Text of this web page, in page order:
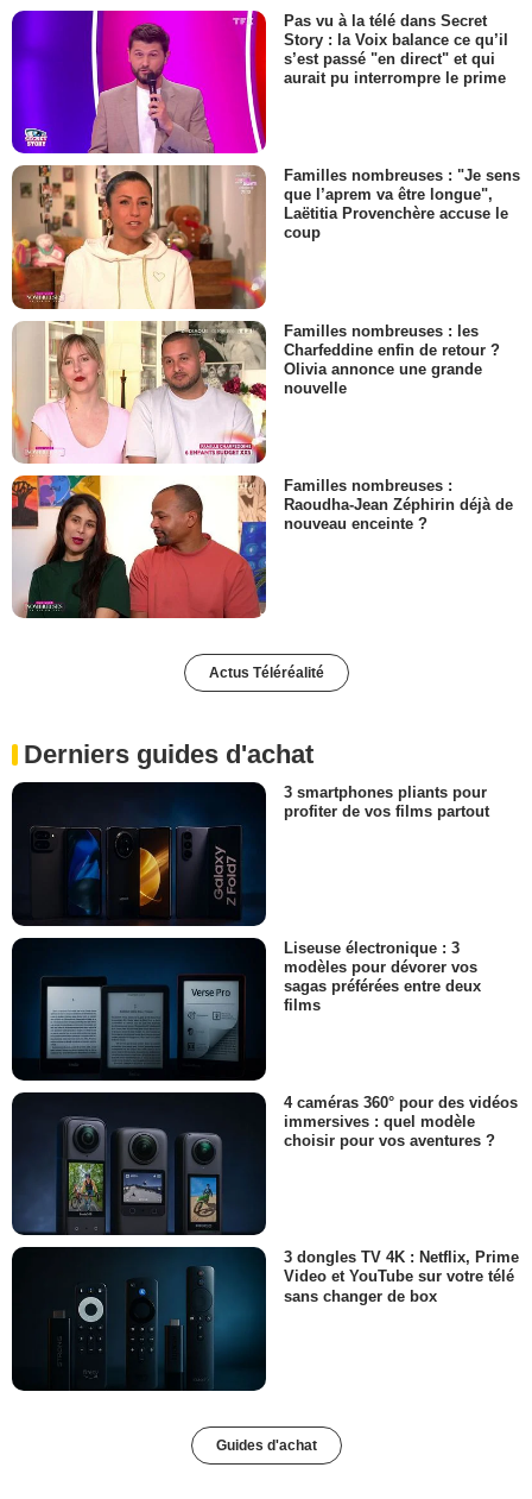
Pas vu à la télé dans Secret
Story : la Voix balance ce qu’il
s’est passé "en direct" et qui
aurait pu interrompre le prime
Familles nombreuses : "Je sens
que l’aprem va être longue",
Laëtitia Provenchère accuse le
coup
Familles nombreuses : les
Charfeddine enfin de retour ?
Olivia annonce une grande
nouvelle
Familles nombreuses :
Raoudha-Jean Zéphirin déjà de
nouveau enceinte ?
Actus Téléréalité
Derniers guides d'achat
3 smartphones pliants pour
profiter de vos films partout
Liseuse électronique : 3
modèles pour dévorer vos
sagas préférées entre deux
films
4 caméras 360° pour des vidéos
immersives : quel modèle
choisir pour vos aventures ?
3 dongles TV 4K : Netflix, Prime
Video et YouTube sur votre télé
sans changer de box
Guides d'achat